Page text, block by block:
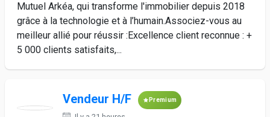
Mutuel Arkéa, qui transforme l'immobilier depuis 2018
grâce à la technologie et à l’humain.Associez-vous au
meilleur allié pour réussir :Excellence client reconnue : +
5 000 clients satisfaits,...
Vendeur H/F Premium